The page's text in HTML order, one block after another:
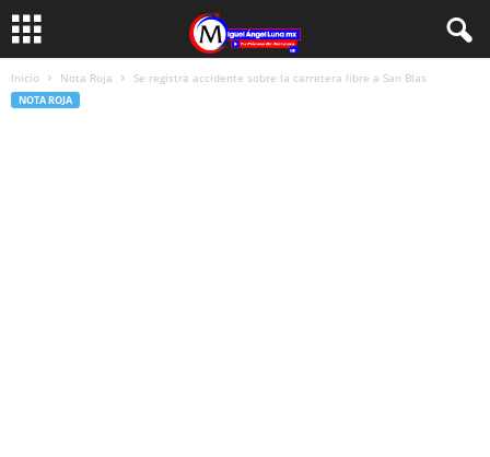
Inicio Nota Roja Se registra accidente sobre la carretera libre a San Blas
NOTA ROJA